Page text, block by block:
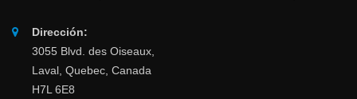
Dirección:
3055 Blvd. des Oiseaux,
Laval, Quebec, Canada
H7L 6E8